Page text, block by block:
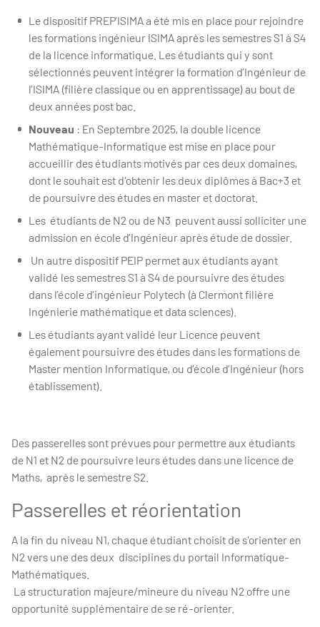
Le dispositif PREP’ISIMA a été mis en place pour rejoindre
les formations ingénieur ISIMA après les semestres S1 à S4
de la licence informatique. Les étudiants qui y sont
sélectionnés peuvent intégrer la formation d’Ingénieur de
l’ISIMA (filière classique ou en apprentissage) au bout de
deux années post bac.
Nouveau : En Septembre 2025, la double licence
Mathématique-Informatique est mise en place pour
accueillir des étudiants motivés par ces deux domaines,
dont le souhait est d'obtenir les deux diplômes à Bac+3 et
de poursuivre des études en master et doctorat.
Les étudiants de N2 ou de N3 peuvent aussi solliciter une
admission en école d’Ingénieur après étude de dossier.
Un autre dispositif PEIP permet aux étudiants ayant
validé les semestres S1 à S4 de poursuivre des études
dans l’école d’ingénieur Polytech (à Clermont filière
Ingénierie mathématique et data sciences).
Les étudiants ayant validé leur Licence peuvent
également poursuivre des études dans les formations de
Master mention Informatique, ou d’école d’Ingénieur (hors
établissement).
Des passerelles sont prévues pour permettre aux étudiants
de N1 et N2 de poursuivre leurs études dans une licence de
Maths, après le semestre S2.
Passerelles et réorientation
A la fin du niveau N1, chaque étudiant choisit de s'orienter en
N2 vers une des deux disciplines du portail Informatique-
Mathématiques.
La structuration majeure/mineure du niveau N2 offre une
opportunité supplémentaire de se ré-orienter.